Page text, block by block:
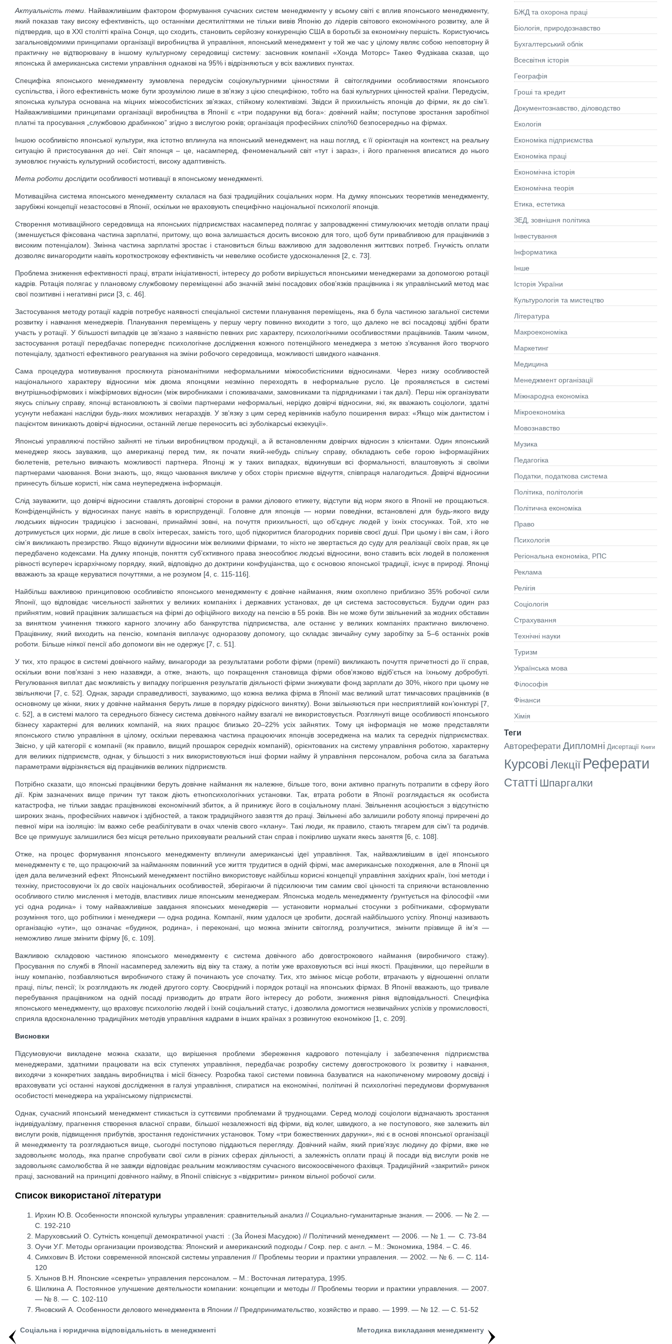
Актуальність теми . Найважливішим фактором формування сучасних систем менеджменту у всьому світі є вплив японського менеджменту,
який показав таку високу ефективність, що останніми десятиліттями не тільки вивів Японію до лідерів світового економічного розвитку, але й
підтвердив, що в ХХІ столітті країна Сонця, що сходить, становить серйозну конкуренцію США в боротьбі за економічну першість. Користуючись
загальновідомими принципами організації виробництва й управління, японський менеджмент у той же час у цілому являє собою неповторну й
практичну не відтворювану в іншому культурному середовищі систему: засновник компанії «Хонда Моторс» Такео Фудзікава сказав, що
японська й американська системи управління однакові на 95% і відрізняються у всіх важливих пунктах.
Специфіка японського менеджменту зумовлена передусім соціокультурними цінностями й світоглядними особливостями японського
суспільства, і його ефективність може бути зрозумілою лише в зв’язку з цією специфікою, тобто на базі культурних цінностей країни. Передусім,
японська культура основана на міцних міжособистісних зв’язках, стійкому колективізмі. Звідси й прихильність японців до фірми, як до сім’ї.
Найважливішими принципами організації виробництва в Японії є «три подарунки від бога»: довічний найм; поступове зростання заробітної
платні та просування „службовою драбинкою” згідно з вислугою років; організація професійних спіло%0 безпосередньо на фірмах.
Іншою особливістю японської культури, яка істотно вплинула на японський менеджмент, на наш погляд, є її орієнтація на контекст, на реальну
ситуацію й пристосування до неї. Світ японця – це, насамперед, феноменальний світ «тут і зараз», і його прагнення вписатися до нього
зумовлює гнучкість культурний особистості, високу адаптивність.
Мета роботи дослідити особливості мотивації в японському менеджменті.
Мотиваційна система японського менеджменту склалася на базі традиційних соціальних норм. На думку японських теоретиків менеджменту,
зарубіжні концепції незастосовні в Японії, оскільки не враховують специфічно національної психології японців.
Створення мотиваційного середовища на японських підприємствах насамперед полягає у запровадженні стимулюючих методів оплати праці
(зменшується фіксована частина зарплатні, притому, що вона залишається досить високою для того, щоб бути привабливою для працівників з
високим потенціалом). Змінна частина зарплатні зростає і становиться більш важливою для задоволення життєвих потреб. Гнучкість оплати
дозволяє винагородити навіть короткострокову ефективність чи невелике особисте удосконалення [2, с. 73].
Проблема зниження ефективності праці, втрати ініціативності, інтересу до роботи вирішується японськими менеджерами за допомогою ротації
кадрів. Ротація полягає у плановому службовому переміщенні або значній зміні посадових обов’язків працівника і як управлінський метод має
свої позитивні і негативні риси [3, с. 46].
Застосування методу ротації кадрів потребує наявності спеціальної системи планування переміщень, яка б була частиною загальної системи
розвитку і навчання менеджерів. Планування переміщень у першу чергу повинно виходити з того, що далеко не всі посадовці здібні брати
участь у ротації. У більшості випадків це зв’язано з наявністю певних рис характеру, психологічними особливостями працівників. Таким чином,
застосування ротації передбачає попереднє психологічне дослідження кожного потенційного менеджера з метою з’ясування його творчого
потенціалу, здатності ефективного реагування на зміни робочого середовища, можливості швидкого навчання.
Сама процедура мотивування просякнута різноманітними неформальними міжособистісними відносинами. Через низку особливостей
національного характеру відносини між двома японцями незмінно переходять в неформальне русло. Це проявляється в системі
внутрішньофірмових і міжфірмових відносин (між виробниками і споживачами, замовниками та підрядниками і так далі). Перш ніж організувати
якусь спільну справу, японці встановлюють зі своїми партнерами неформальні, нерідко довірчі відносини, які, як вважають соціологи, здатні
усунути небажані наслідки будь-яких можливих негараздів. У зв’язку з цим серед керівників набуло поширення вираз: «Якщо між дантистом і
пацієнтом виникають довірчі відносини, останній легше переносить всі зуболікарські екзекуції».
Японські управляючі постійно зайняті не тільки виробництвом продукції, а й встановленням довірчих відносин з клієнтами. Один японський
менеджер якось зауважив, що американці перед тим, як почати який-небудь спільну справу, обкладають себе горою інформаційних
бюлетенів, ретельно вивчають можливості партнера. Японці ж у таких випадках, відкинувши всі формальності, влаштовують зі своїми
партнерами чаювання. Вони знають, що, якщо чаювання викличе у обох сторін приємне відчуття, співпраця налагодиться. Довірчі відносини
принесуть більше користі, ніж сама неупереджена інформація.
Слід зауважити, що довірчі відносини ставлять договірні сторони в рамки ділового етикету, відступи від норм якого в Японії не прощаються.
Конфіденційність у відносинах панує навіть в юриспруденції. Головне для японців — норми поведінки, встановлені для будь-якого виду
людських відносин традицією і засновані, принаймні зовні, на почуття прихильності, що об’єднує людей у їхніх стосунках. Той, хто не
дотримується цих норми, діє лише в своїх інтересах, замість того, щоб підкоритися благородних поривів своєї душі. При цьому і він сам, і його
сім’я викликають презирство. Якщо відкинути відносини між великими фірмами, то ніхто не звертається до суду для реалізації своїх прав, як це
передбачено кодексами. На думку японців, поняття суб’єктивного права знеособлює людські відносини, воно ставить всіх людей в положення
рівності всупереч ієрархічному порядку, який, відповідно до доктрини конфуціанства, що є основою японської традиції, існує в природі. Японці
вважають за краще керуватися почуттями, а не розумом [4, c. 115-116].
Найбільш важливою принциповою особливістю японського менеджменту є довічне наймання, яким охоплено приблизно 35% робочої сили
Японії, що відповідає чисельності зайнятих у великих компаніях і державних установах, де ця система застосовується. Будучи один раз
прийнятим, новий працівник залишається на фірмі до офіційного виходу на пенсію в 55 років. Він не може бути звільнений за жодних обставин
за винятком учинення тяжкого карного злочину або банкрутства підприємства, але останнє у великих компаніях практично виключено.
Працівнику, який виходить на пенсію, компанія виплачує одноразову допомогу, що складає звичайну суму заробітку за 5–6 останніх років
роботи. Більше ніякої пенсії або допомоги він не одержує [7, с. 51].
У тих, хто працює в системі довічного найму, винагороди за результатами роботи фірми (премії) викликають почуття причетності до її справ,
оскільки вони пов’язані з нею назавжди, а отже, знають, що покращення становища фірми обов’язково відіб’ється на їхньому добробуті.
Регулювання виплат дає можливість у випадку погіршення результатів діяльності фірми знижувати фонд зарплати до 30%, нікого при цьому не
звільняючи [7, с. 52]. Однак, заради справедливості, зауважимо, що кожна велика фірма в Японії має великий штат тимчасових працівників (в
основному це жінки, яких у довічне наймання беруть лише в порядку рідкісного винятку). Вони звільняються при несприятливій кон’юнктурі [7,
с. 52], а в системі малого та середнього бізнесу система довічного найму взагалі не використовується. Розглянуті вище особливості японського
бізнесу характерні для великих компаній, на яких працює близько 20–22% усіх зайнятих. Тому ця інформація не може представляти
японського стилю управління в цілому, оскільки переважна частина працюючих японців зосереджена на малих та середніх підприємствах.
Звісно, у цій категорії є компанії (як правило, вищий прошарок середніх компаній), орієнтованих на систему управління роботою, характерну
для великих підприємств, однак, у більшості з них використовуються інші форми найму й управління персоналом, робоча сила за багатьма
параметрами відрізняється від працівників великих підприємств.
Потрібно сказати, що японські працівники беруть довічне наймання як належне, більше того, вони активно прагнуть потрапити в сферу його
дії. Крім зазначених вище причин тут також діють етнопсихологічних установки. Так, втрата роботи в Японії розглядається як особиста
катастрофа, не тільки завдає працівникові економічний збиток, а й принижує його в соціальному плані. Звільнення асоціюється з відсутністю
широких знань, професійних навичок і здібностей, а також традиційного завзяття до праці. Звільнені або залишили роботу японці приречені до
певної міри на ізоляцію: їм важко себе реабілітувати в очах членів свого «клану». Такі люди, як правило, стають тягарем для сім’ї та родичів.
Все це примушує залишилися без місця ретельно приховувати реальний стан справ і покірливо шукати якесь заняття [6, c. 108].
Отже, на процес формування японського менеджменту вплинули американські ідеї управління. Так, найважливішим в ідеї японського
менеджменту є те, що працюючий за найманням повинний усе життя трудитися в одній фірмі, має американське походження, але в Японії ця
ідея дала величезний ефект. Японський менеджмент постійно використовує найбільш корисні концепції управління західних країн, їхні методи і
техніку, пристосовуючи їх до своїх національних особливостей, зберігаючи й підсилюючи тим самим свої цінності та сприяючи встановленню
особливого стилю мислення і методів, властивих лише японським менеджерам. Японська модель менеджменту ґрунтується на філософії «ми
усі одна родина» і тому найважливіше завдання японських менеджерів — установити нормальні стосунки з робітниками, сформувати
розуміння того, що робітники і менеджери — одна родина. Компанії, яким удалося це зробити, досягай найбільшого успіху. Японці називають
організацію «ути», що означає «будинок, родина», і переконані, що можна змінити світогляд, розлучитися, змінити прізвище й ім’я —
неможливо лише змінити фірму [6, c. 109].
Важливою складовою частиною японського менеджменту є система довічного або довгострокового наймання (виробничого стажу).
Просування по службі в Японії насамперед залежить від віку та стажу, а потім уже враховуються всі інші якості. Працівники, що перейшли в
іншу компанію, позбавляються виробничого стажу й починають усе спочатку. Тих, хто змінює місце роботи, втрачають у відношенні оплати
праці, пільг, пенсії; їх розглядають як людей другого сорту. Своєрідний і порядок ротації на японських фірмах. В Японії вважають, що тривале
перебування працівником на одній посаді призводить до втрати його інтересу до роботи, зниження рівня відповідальності. Специфіка
японського менеджменту, що враховує психологію людей і їхній соціальний статус, і дозволила домогтися незвичайних успіхів у промисловості,
сприяла вдосконаленню традиційних методів управління кадрами в інших країнах з розвинутою економікою [1, c. 209].
Висновки
Підсумовуючи викладене можна сказати, що вирішення проблеми збереження кадрового потенціалу і забезпечення підприємства
менеджерами, здатними працювати на всіх ступенях управління, передбачає розробку систему довгострокового їх розвитку і навчання,
виходячи з конкретних завдань виробництва і місії бізнесу. Розробка такої системи повинна базуватися на накопиченому мировому досвіді і
враховувати усі останні наукові дослідження в галузі управління, спиратися на економічні, політичні й психологічні передумови формування
особистості менеджера на українському підприємстві.
Однак, сучасний японський менеджмент стикається із суттєвими проблемами й труднощами. Серед молоді соціологи відзначають зростання
індивідуалізму, прагнення створення власної справи, більшої незалежності від фірми, від колег, швидкого, а не поступового, яке залежить віл
вислуги років, підвищення прибутків, зростання гедоністичних установок. Тому «три божественних дарунки», які є в основі японської організації
й менеджменту та розглядаються вище, сьогодні поступово піддаються перегляду. Довічний найм, який прив’язує людину до фірми, вже не
задовольняє молодь, яка прагне спробувати свої сили в різних сферах діяльності, а залежність оплати праці й посади від вислуги років не
задовольняє самолюбства й не завжди відповідає реальним можливостям сучасного високоосвіченого фахівця. Традиційний «закритий» ринок
праці, заснований на принципі довічного найму, в Японії співіснує з «відкритим» ринком вільної робочої сили.
Список використаної літератури
Ирхин Ю.В. Особенности японской культуры управления: сравнительный анализ // Социально-гуманитарные знания. — 2006. — № 2. —
С. 192-210
Маруховський О. Сутність концепції демократичної участі : (За Йонезі Масудою) // Політичний менеджмент. — 2006. — № 1. — С. 73-84
Оучи У.Г. Методы организации производства: Японский и американский подходы / Сокр. пер. с англ. – М.: Экономика, 1984. – С. 46.
Симхович В. Истоки современной японской системы управления // Проблемы теории и практики управления. — 2002. — № 6. — С. 114-
120
Хлынов В.Н. Японские «секреты» управления персоналом. – М.: Восточная литература, 1995.
Шилкина А. Постоянное улучшение деятельности компании: концепции и методы // Проблемы теории и практики управления. — 2007.
— № 8. — С. 102-110
Яновский А. Особенности делового менеджмента в Японии // Предпринимательство, хозяйство и право. — 1999. — № 12. — С. 51-52
Соціальна і юридична відповідальність в менеджменті Методика викладання менеджменту
БЖД та охорона праці
Біологія, природознавство
Бухгалтерський облік
Всесвітня історія
Географія
Гроші та кредит
Документознавство, діловодство
Екологія
Економіка підприємства
Економіка праці
Економічна історія
Економічна теорія
Етика, естетика
ЗЕД, зовнішня політика
Інвестування
Інформатика
Інше
Історія України
Культурологія та мистецтво
Літературa
Макроекономіка
Маркетинг
Медицина
Менеджмент організації
Міжнародна економіка
Мікроекономіка
Мовознавство
Музика
Педагогіка
Податки, податкова система
Політика, політологія
Політична економіка
Право
Психологія
Регіональна економіка, РПС
Реклама
Релігія
Соціологія
Страхування
Технічні науки
Туризм
Українська мова
Філософія
Фінанси
Хімія
Теги
Автореферати Дипломні Дисертації Книги
Курсові Лекції Реферати
Статті Шпаргалки